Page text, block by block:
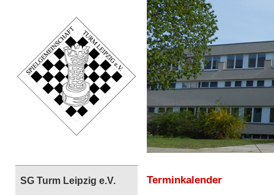
SG Turm Leipzig e.V. Terminkalender